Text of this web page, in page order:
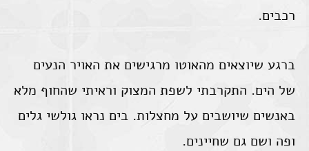
רכבים.
ברגע שיוצאים מהאוטו מרגישים את האויר הנעים
של הים. התקרבתי לשפת המצוק וראיתי שהחוף מלא
באנשים שיושבים על מחצלות. בים נראו גולשי גלים
ופה ושם גם שחיינים.